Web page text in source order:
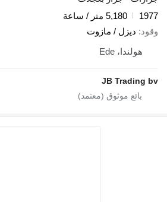
5,180 متر / ساعة
ديزل / مازوت
هولندا، Ede
JB Trading